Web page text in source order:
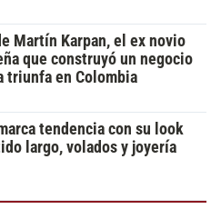
Martín Karpan, el ex novio
que construyó un negocio
triunfa en Colombia
tendencia con su look
largo, volados y joyería